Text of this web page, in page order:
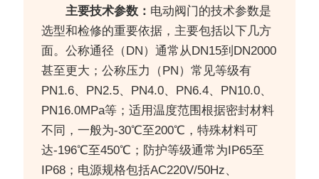
主要技术参数： 电动阀门的技术参数是
选型和检修的重要依据，主要包括以下几方
面。公称通径（DN）通常从DN15到DN2000
甚至更大；公称压力（PN）常见等级有
PN1.6、PN2.5、PN4.0、PN6.4、PN10.0、
PN16.0MPa等；适用温度范围根据密封材料
不同，一般为-30℃至200℃，特殊材料可
达-196℃至450℃；防护等级通常为IP65至
IP68；电源规格包括AC220V/50Hz、